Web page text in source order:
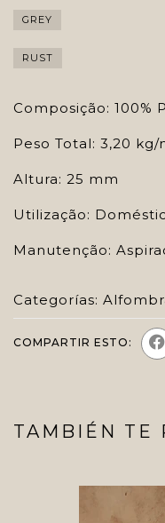
GREY
RUST
Composição: 100%
Peso Total: 3,20 kg/
Altura: 25 mm
Utilização:
Manutenção:
Categorías:
COMPARTIR ESTO:
TAMBIÉN TE